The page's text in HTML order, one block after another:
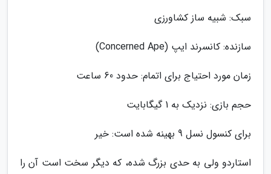
سبک: شبیه ساز کشاورزی
سازنده: کانسرند ایپ (Concerned Ape)
زمان مورد احتیاج برای اتمام: حدود 60 ساعت
حجم بازی: نزدیک به 1 گیگابایت
برای کنسول نسل 9 بهینه شده است: خیر
استاردو ولی به حدی بزرگ شده، که دیگر سخت است آن را